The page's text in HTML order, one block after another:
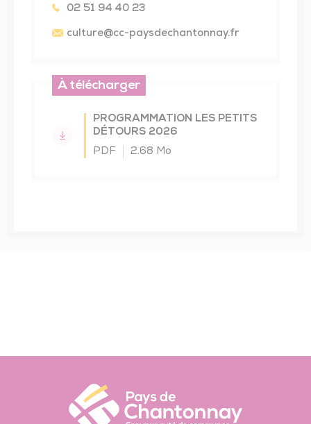
Dimanche 12 avril à 17h30
Un ciné-concert qui raconte l’enfance : les
peurs, les joies, les rêves et les secrets.
Dimanche 12 avril à 11h00
Dimanche 12 avril à 15h30
02 51 94 40 23
culture@cc-paysdechantonnay.fr
À télécharger
PROGRAMMATION LES PETITS
DÉTOURS 2026
PDF
2.68 Mo